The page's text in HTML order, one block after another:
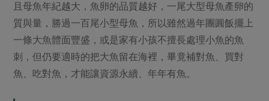
且母魚年紀越大，魚卵的品質越好，一尾大型母魚產卵的
質與量，勝過一百尾小型母魚，所以雖然過年團圓飯擺上
一條大魚體面豐盛，或是家有小孩不擅長處理小魚的魚
刺，但仍要適時的把大魚留在海裡，畢竟補對魚、買對
魚、吃對魚，才能讓資源永續、年年有魚。